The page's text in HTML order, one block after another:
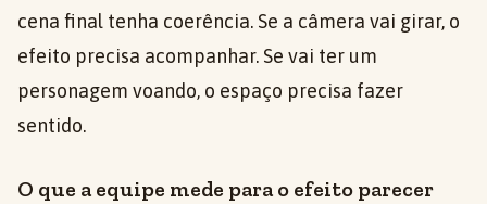
cena final tenha coerência. Se a câmera vai girar, o
efeito precisa acompanhar. Se vai ter um
personagem voando, o espaço precisa fazer
sentido.
O que a equipe mede para o efeito parecer